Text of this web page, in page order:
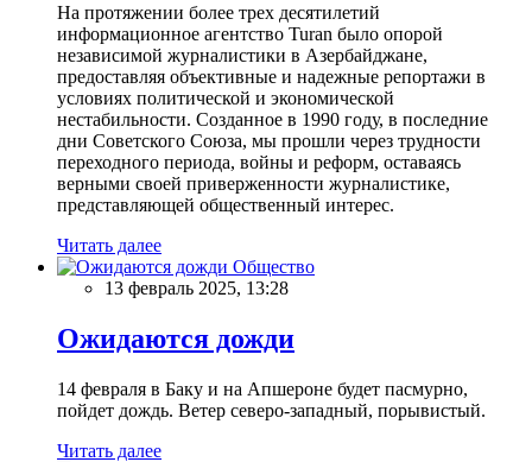
На протяжении более трех десятилетий
информационное агентство Turan было опорой
независимой журналистики в Азербайджане,
предоставляя объективные и надежные репортажи в
условиях политической и экономической
нестабильности. Созданное в 1990 году, в последние
дни Советского Союза, мы прошли через трудности
переходного периода, войны и реформ, оставаясь
верными своей приверженности журналистике,
представляющей общественный интерес.
Читать далее
Общество
13 февраль 2025, 13:28
Ожидаются дожди
14 февраля в Баку и на Апшероне будет пасмурно,
пойдет дождь. Ветер северо-западный, порывистый.
Читать далее